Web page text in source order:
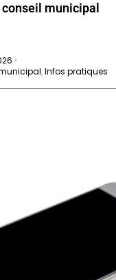
municipal
•
,Infos pratiques